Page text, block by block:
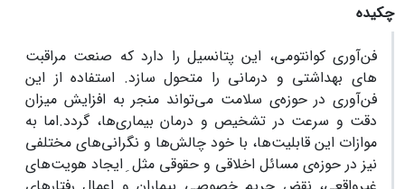
چکیده
فن‌آوری کوانتومی، این پتانسیل را دارد که صنعت مراقبت
های بهداشتی و درمانی را متحول سازد. استفاده از این
فن‌آوری در حوزه‌ی سلامت می‌تواند منجر به افزایش میزان
دقت و سرعت در تشخیص و درمان بیماری‌ها‌، گردد.اما به
موازات این قابلیت‌ها، با خود چالش‌ها و نگرانی‌های مختلفی
نیز در حوزه‌‌ی مسائل اخلاقی و حقوقی مثل ِ ایجاد هویت‌های